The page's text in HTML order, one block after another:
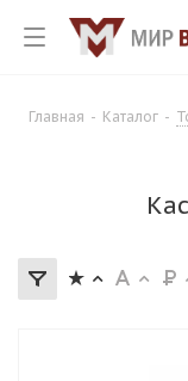
Главная - Каталог -